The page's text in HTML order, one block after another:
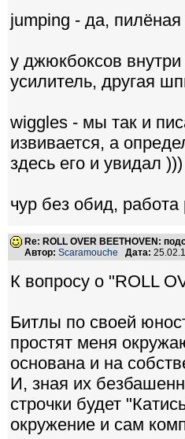
jumping - да, пилёная
у джюкбоксов
усилитель, другая
wiggles - мы так и
извивается, а
здесь его и увидал )))
чур без обид, работа
Re: ROLL OVER BEETHOVEN:
Автор: Scaramouche Дата:
К вопросу о "ROLL
Битлы по своей
простят меня
основана и на
И, зная их
строчки будет
окружение и сам